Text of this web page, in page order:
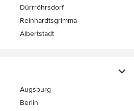
Dürrröhrsdorf
Reinhardtsgrimma
Albertstadt
Augsburg
Berlin